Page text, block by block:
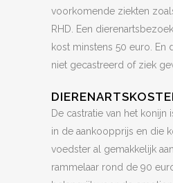
voorkomende ziekten
RHD. Een
kost minstens 50 euro. En
niet gecastreerd of ziek
De castratie van het konijn
in de aankoopprijs en die
voedster al gemakkelijk
rammelaar rond de 90